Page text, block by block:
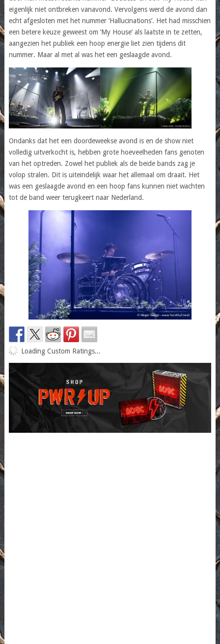
eigenlijk niet ontbreken vanavond. Vervolgens werd de avond dan
echt afgesloten met het nummer ‘Hallucinations’. Het had misschien
een betere keuze geweest om ‘My House’ als laatste in te zetten,
aangezien het publiek een hoop energie liet zien tijdens dit
nummer. Maar al met al was het een geslaagde avond.
Ondanks dat het een doordeweekse avond is en de show niet
volledig uitverkocht is, hebben grote hoeveelheden fans genoten
van het optreden. Zowel het publiek als de beide bands zag je
volop stralen. Dit is uiteindelijk waar het allemaal om draait. Het
was een geslaagde avond en een hoop fans kunnen niet wachten
tot de band weer terugkeert naar Nederland.
Loading Custom Ratings...